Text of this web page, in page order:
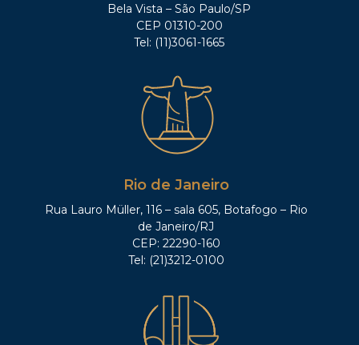
Bela Vista – São Paulo/SP
CEP 01310-200
Tel: (11)3061-1665
Rio de Janeiro
Rua Lauro Müller, 116 – sala 605, Botafogo – Rio
de Janeiro/RJ
CEP: 22290-160
Tel: (21)3212-0100